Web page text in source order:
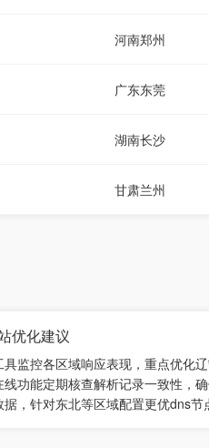
河南郑州
广东东莞
湖南长沙
甘肃兰州
优化建议
监控各区域响应表现，重点优化
功能定期核查解析记录一致性，
，针对东北等区域配置更优dns